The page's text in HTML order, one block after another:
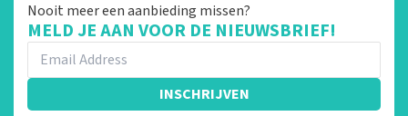
Nooit meer een aanbieding missen?
MELD JE AAN VOOR DE NIEUWSBRIEF!
INSCHRIJVEN